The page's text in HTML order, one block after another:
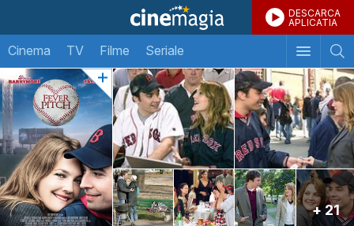
DESCARCA
APLICATIA
Cinema TV Filme Seriale
+ 21